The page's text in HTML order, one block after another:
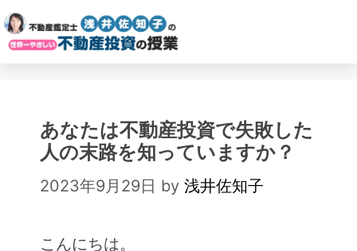
あなたは不動産投資で失敗した
人の末路を知っていますか？
2023年9月29日 by 浅井佐知子
こんにちは。